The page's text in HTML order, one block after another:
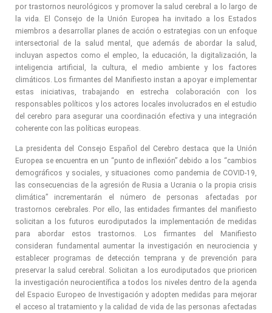
por trastornos neurológicos y promover la salud cerebral a lo largo de
la vida. El Consejo de la Unión Europea ha invitado a los Estados
miembros a desarrollar planes de acción o estrategias con un enfoque
intersectorial de la salud mental, que además de abordar la salud,
incluyan aspectos como el empleo, la educación, la digitalización, la
inteligencia artificial, la cultura, el medio ambiente y los factores
climáticos. Los firmantes del Manifiesto instan a apoyar e implementar
estas iniciativas, trabajando en estrecha colaboración con los
responsables políticos y los actores locales involucrados en el estudio
del cerebro para asegurar una coordinación efectiva y una integración
coherente con las políticas europeas.
La presidenta del Consejo Español del Cerebro destaca que la Unión
Europea se encuentra en un “punto de inflexión” debido a los “cambios
demográficos y sociales, y situaciones como pandemia de COVID-19,
las consecuencias de la agresión de Rusia a Ucrania o la propia crisis
climática” incrementarán el número de personas afectadas por
trastornos cerebrales. Por ello, las entidades firmantes del manifiesto
solicitan a los futuros eurodiputados la implementación de medidas
para abordar estos trastornos. Los firmantes del Manifiesto
consideran fundamental aumentar la investigación en neurociencia y
establecer programas de detección temprana y de prevención para
preservar la salud cerebral. Solicitan a los eurodiputados que prioricen
la investigación neurocientífica a todos los niveles dentro de la agenda
del Espacio Europeo de Investigación y adopten medidas para mejorar
el acceso al tratamiento y la calidad de vida de las personas afectadas